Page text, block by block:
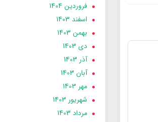
فروردین 1404
اسفند 1403
بهمن 1403
دی 1403
آذر 1403
آبان 1403
مهر 1403
شهریور 1403
مرداد 1403